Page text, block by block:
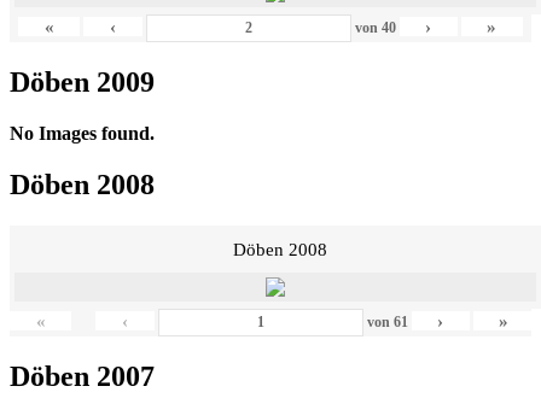
« ‹ von 40 › »
Döben 2009
No Images found.
Döben 2008
Döben 2008
« ‹ von 61 › »
Döben 2007